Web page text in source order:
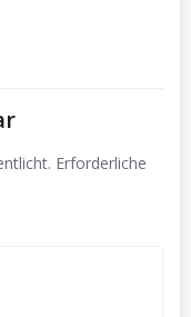
Erforderliche